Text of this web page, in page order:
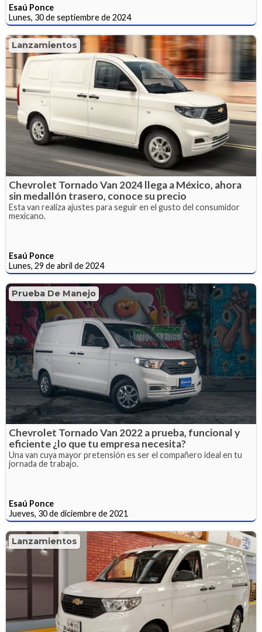
Esaú Ponce
Lunes, 30 de septiembre de 2024
Lanzamientos
Chevrolet Tornado Van 2024 llega a México, ahora
sin medallón trasero, conoce su precio
Esta van realiza ajustes para seguir en el gusto del consumidor
mexicano.
Esaú Ponce
Lunes, 29 de abril de 2024
Prueba De Manejo
Chevrolet Tornado Van 2022 a prueba, funcional y
eficiente ¿lo que tu empresa necesita?
Una van cuya mayor pretensión es ser el compañero ideal en tu
jornada de trabajo.
Esaú Ponce
Jueves, 30 de diciembre de 2021
Lanzamientos